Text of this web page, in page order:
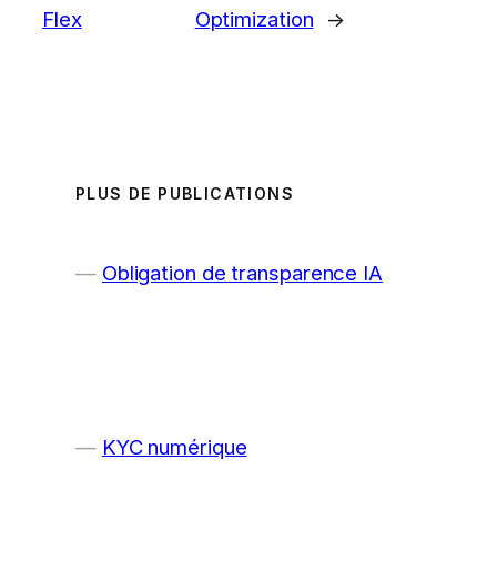
Flex
Optimization
→
PLUS DE PUBLICATIONS
Obligation de transparence IA
KYC numérique